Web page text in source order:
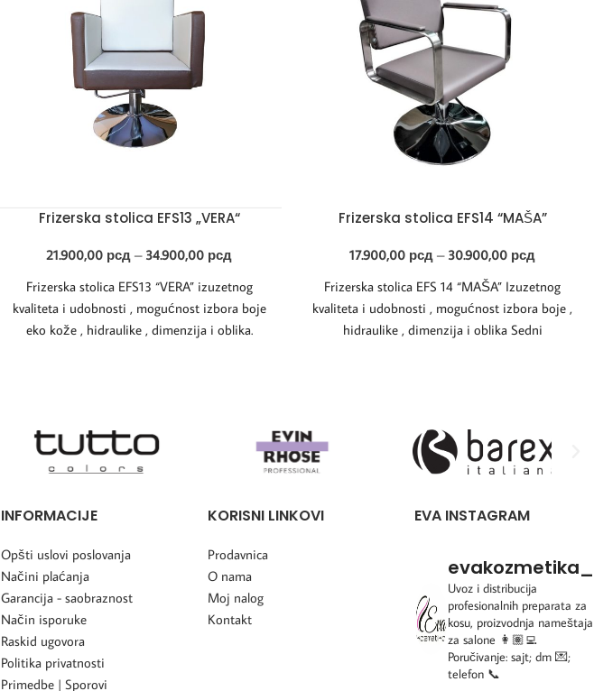
Frizerska stolica EFS13 „VERA“
21.900,00 рсд – 34.900,00 рсд
Frizerska stolica EFS13 “VERA” izuzetnog
kvaliteta i udobnosti , mogućnost izbora boje
eko kože , hidraulike , dimenzija i oblika.
Frizerska stolica EFS14 “MAŠA”
17.900,00 рсд – 30.900,00 рсд
Frizerska stolica EFS 14 “MAŠA” Izuzetnog
kvaliteta i udobnosti , mogućnost izbora boje ,
hidraulike , dimenzija i oblika Sedni
INFORMACIJE
Opšti uslovi poslovanja
Načini plaćanja
Garancija - saobraznost
Način isporuke
Raskid ugovora
Politika privatnosti
Primedbe | Sporovi
KORISNI LINKOVI
Prodavnica
O nama
Moj nalog
Kontakt
EVA INSTAGRAM
evakozmetika_
Uvoz i distribucija
profesionalnih preparata za
kosu, proizvodnja nameštaja
za salone 👩🏽‍💻
Poručivanje: sajt; dm 💌;
telefon 📞